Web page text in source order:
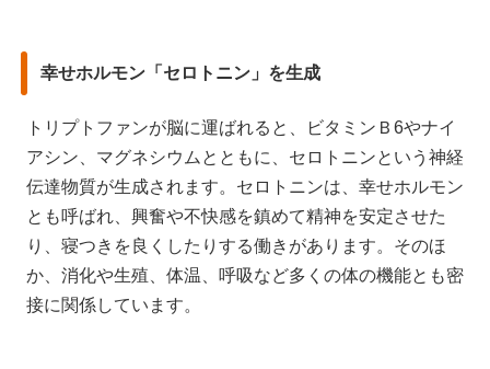
幸せホルモン「セロトニン」を生成
トリプトファンが脳に運ばれると、ビタミンＢ6やナイ
アシン、マグネシウムとともに、セロトニンという神経
伝達物質が生成されます。セロトニンは、幸せホルモン
とも呼ばれ、興奮や不快感を鎮めて精神を安定させた
り、寝つきを良くしたりする働きがあります。そのほ
か、消化や生殖、体温、呼吸など多くの体の機能とも密
接に関係しています。